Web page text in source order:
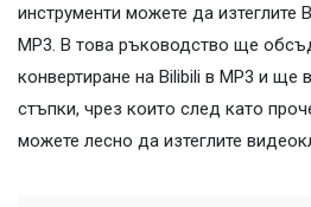
инструменти можете да изтеглите
MP3. В това ръководство ще
конвертиране на Bilibili в MP3 и ще
стъпки, чрез които след като
можете лесно да изтеглите